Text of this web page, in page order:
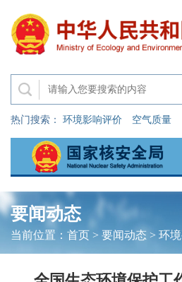
热门搜索： 环境影响评价 空气质量
要闻动态
当前位置： 首页> 要闻动态 > 环